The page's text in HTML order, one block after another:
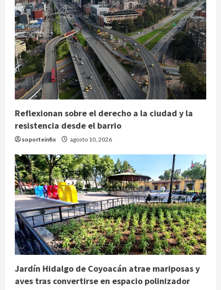
Reflexionan sobre el derecho a la ciudad y la
resistencia desde el barrio
soporteinfix agosto 10, 2026
Jardín Hidalgo de Coyoacán atrae mariposas y
aves tras convertirse en espacio polinizador